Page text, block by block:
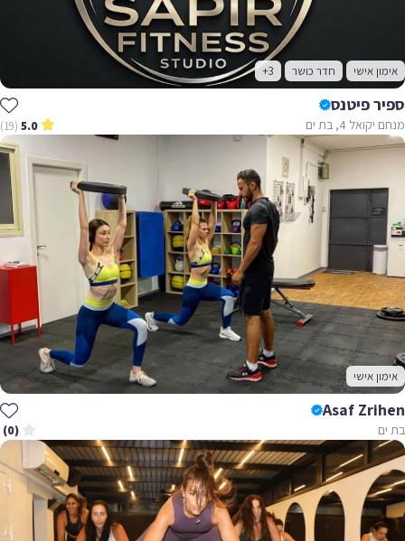
אימון אישי חדר כושר +3
ספיר פיטנס
מנחם יקואל 4, בת ים 5.0
(19)
אימון אישי
Asaf Zrihen
בת ים (0)